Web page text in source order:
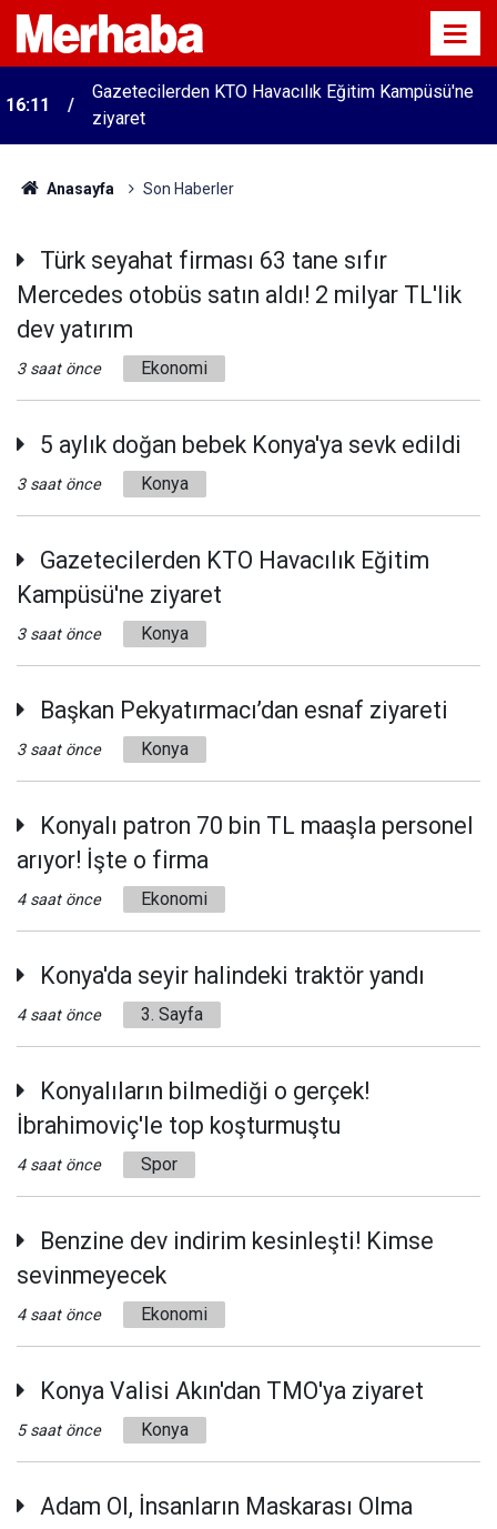
16:11
Gazetecilerden KTO Havacılık Eğitim Kampüsü'ne
ziyaret
Anasayfa Son Haberler
Türk seyahat firması 63 tane sıfır
Mercedes otobüs satın aldı! 2 milyar TL'lik
dev yatırım
3 saat önce Ekonomi
5 aylık doğan bebek Konya'ya sevk edildi
3 saat önce Konya
Gazetecilerden KTO Havacılık Eğitim
Kampüsü'ne ziyaret
3 saat önce Konya
Başkan Pekyatırmacı’dan esnaf ziyareti
3 saat önce Konya
Konyalı patron 70 bin TL maaşla personel
arıyor! İşte o firma
4 saat önce Ekonomi
Konya'da seyir halindeki traktör yandı
4 saat önce 3. Sayfa
Konyalıların bilmediği o gerçek!
İbrahimoviç'le top koşturmuştu
4 saat önce Spor
Benzine dev indirim kesinleşti! Kimse
sevinmeyecek
4 saat önce Ekonomi
Konya Valisi Akın'dan TMO'ya ziyaret
5 saat önce Konya
Adam Ol, İnsanların Maskarası Olma